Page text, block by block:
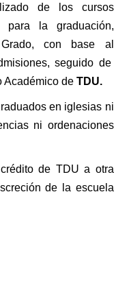
de los cursos
para la graduación,
con base al
seguido de
Académico deTDU.
en iglesias ni
ni ordenaciones
de TDU a otra
de la escuela